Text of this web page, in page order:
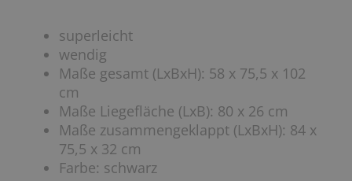
superleicht
wendig
Maße gesamt (LxBxH): 58 x 75,5 x 102
cm
Maße Liegefläche (LxB): 80 x 26 cm
Maße zusammengeklappt (LxBxH): 84 x
75,5 x 32 cm
Farbe: schwarz